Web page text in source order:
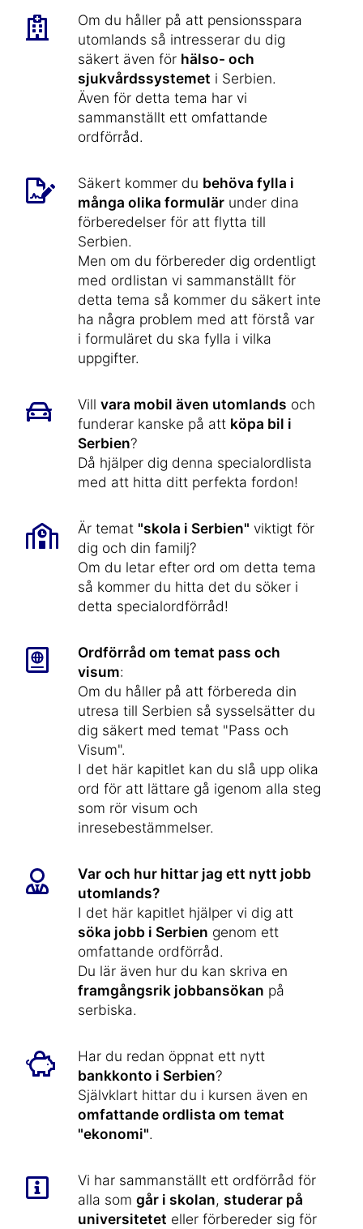
Om du håller på att pensionsspara
utomlands så intresserar du dig
säkert även för hälso- och
sjukvårdssystemet i Serbien.
Även för detta tema har vi
sammanställt ett omfattande
ordförråd.
Säkert kommer du behöva fylla i
många olika formulär under dina
förberedelser för att flytta till
Serbien.
Men om du förbereder dig ordentligt
med ordlistan vi sammanställt för
detta tema så kommer du säkert inte
ha några problem med att förstå var
i formuläret du ska fylla i vilka
uppgifter.
Vill vara mobil även utomlands och
funderar kanske på att köpa bil i
Serbien?
Då hjälper dig denna specialordlista
med att hitta ditt perfekta fordon!
Är temat "skola i Serbien" viktigt för
dig och din familj?
Om du letar efter ord om detta tema
så kommer du hitta det du söker i
detta specialordförråd!
Ordförråd om temat pass och
visum:
Om du håller på att förbereda din
utresa till Serbien så sysselsätter du
dig säkert med temat "Pass och
Visum".
I det här kapitlet kan du slå upp olika
ord för att lättare gå igenom alla steg
som rör visum och
inresebestämmelser.
Var och hur hittar jag ett nytt jobb
utomlands?
I det här kapitlet hjälper vi dig att
söka jobb i Serbien genom ett
omfattande ordförråd.
Du lär även hur du kan skriva en
framgångsrik jobbansökan på
serbiska.
Har du redan öppnat ett nytt
bankkonto i Serbien?
Självklart hittar du i kursen även en
omfattande ordlista om temat
"ekonomi".
Vi har sammanställt ett ordförråd för
alla som går i skolan, studerar på
universitetet eller förbereder sig för